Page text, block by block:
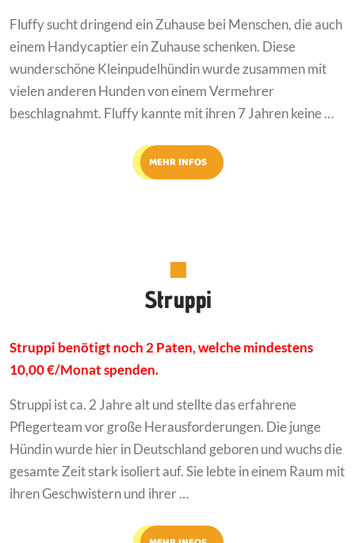
Fluffy sucht dringend ein Zuhause bei Menschen, die auch
einem Handycaptier ein Zuhause schenken. Diese
wunderschöne Kleinpudelhündin wurde zusammen mit
vielen anderen Hunden von einem Vermehrer
beschlagnahmt. Fluffy kannte mit ihren 7 Jahren keine …
MEHR INFOS
Struppi
Struppi benötigt noch 2 Paten, welche mindestens
10,00 €/Monat spenden.
Struppi ist ca. 2 Jahre alt und stellte das erfahrene
Pflegerteam vor große Herausforderungen. Die junge
Hündin wurde hier in Deutschland geboren und wuchs die
gesamte Zeit stark isoliert auf. Sie lebte in einem Raum mit
ihren Geschwistern und ihrer …